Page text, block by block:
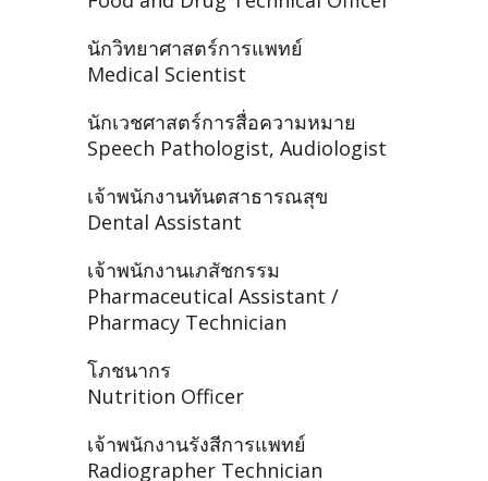
นักวิทยาศาสตร์การแพทย์
Medical Scientist
นักเวชศาสตร์การสื่อความหมาย
Speech Pathologist, Audiologist
เจ้าพนักงานทันตสาธารณสุข
Dental Assistant
เจ้าพนักงานเภสัชกรรม
Pharmaceutical Assistant /
Pharmacy Technician
โภชนากร
Nutrition Officer
เจ้าพนักงานรังสีการแพทย์
Radiographer Technician